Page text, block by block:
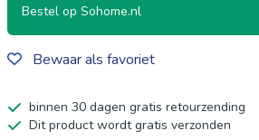
Bestel op Sohome.nl
Bewaar als favoriet
binnen 30 dagen gratis retourzending
Dit product wordt gratis verzonden